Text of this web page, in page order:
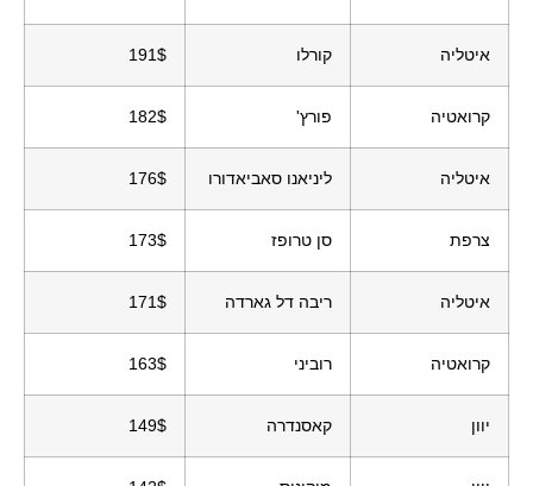
איטליה קורלו 191$
קרואטיה פורץ' 182$
איטליה ליניאנו סאביאדורו 176$
צרפת סן טרופז 173$
איטליה ריבה דל גארדה 171$
קרואטיה רוביני 163$
קאסנדרה 149$